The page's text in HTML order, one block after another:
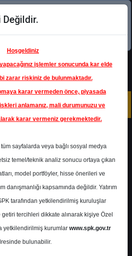
indirin!
Raporlar
Değerler
Bilanço
Değildir.
Hoşgeldiniz
işlemler sonucunda kar elde
zarar riskiniz de bulunmaktadır.
karar vermeden önce, piyasada
anlamanız, mali durumunuzu ve
alarak karar vermeniz gerekmektedir.
sayfalarda veya bağlı sosyal medya
temel/teknik analiz sonucu ortaya çıkan
model portföyler, hisse önerileri ve
danışmanlığı kapsamında değildir. Yatırım
tarafından yetkilendirilmiş kuruluşlar
tercihleri dikkate alınarak kişiye Özel
yetkilendirilmiş kurumlar www.spk.gov.tr
bulunabilir.